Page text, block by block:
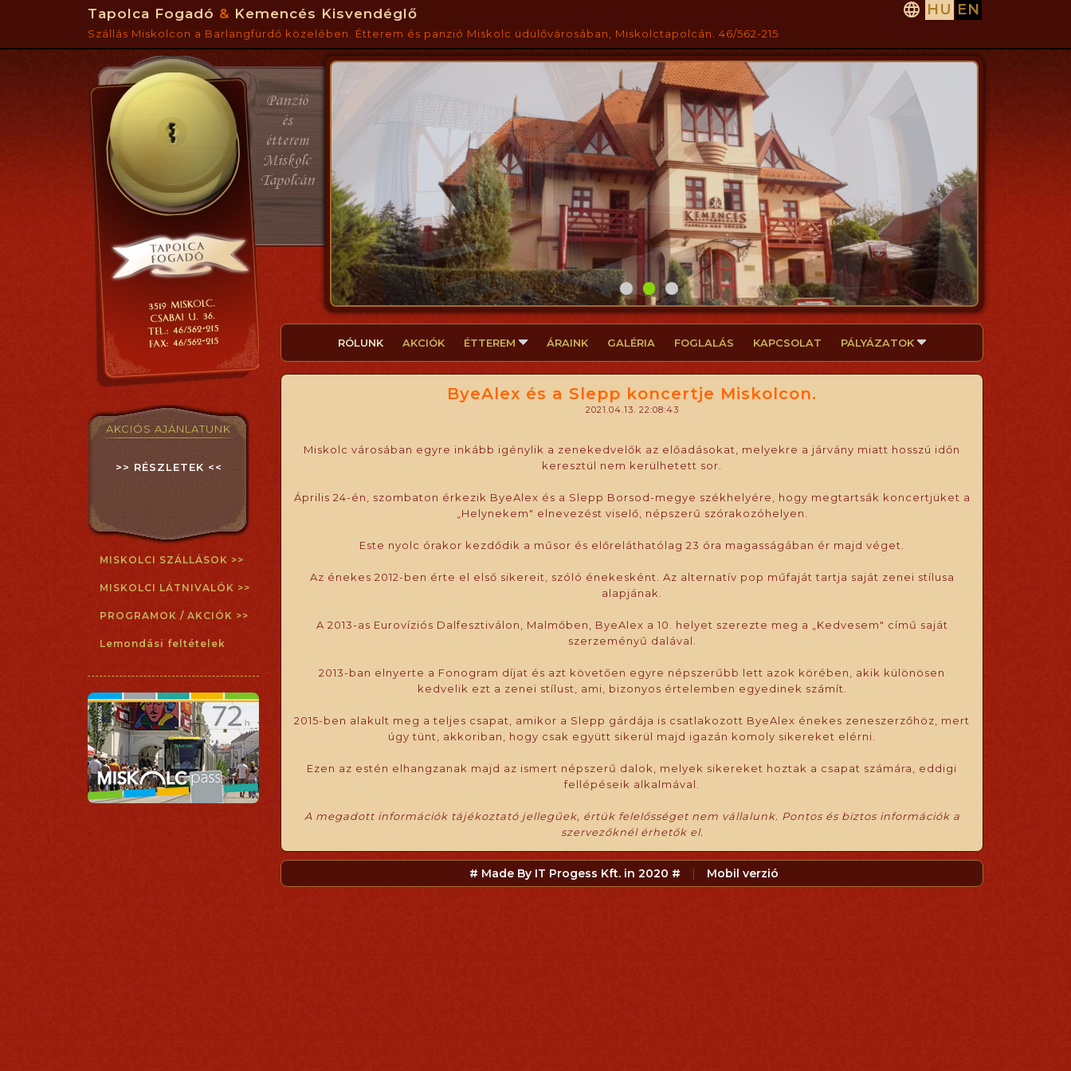
Tapolca Fogadó & Kemencés Kisvendéglő
Szállás Miskolcon a Barlangfürdő közelében. Étterem és panzió Miskolc üdülővárosában, Miskolctapolcán. 46/562-215
 HU EN
AKCIÓS AJÁNLATUNK
>> RÉSZLETEK <<
MISKOLCI SZÁLLÁSOK >>
MISKOLCI LÁTNIVALÓK >>
PROGRAMOK / AKCIÓK >>
Lemondási feltételek
RÓLUNK AKCIÓK ÉTTEREM ÁRAINK GALÉRIA FOGLALÁS KAPCSOLAT PÁLYÁZATOK
ByeAlex és a Slepp koncertje Miskolcon.
2021.04.13. 22:08:43
Miskolc városában egyre inkább igénylik a zenekedvelők az előadásokat, melyekre a járvány miatt hosszú időn
keresztül nem kerülhetett sor.
Április 24-én, szombaton érkezik ByeAlex és a Slepp Borsod-megye székhelyére, hogy megtartsák koncertjüket a
„Helynekem" elnevezést viselő, népszerű szórakozóhelyen.
Este nyolc órakor kezdődik a műsor és előreláthatólag 23 óra magasságában ér majd véget.
Az énekes 2012-ben érte el első sikereit, szóló énekesként. Az alternatív pop műfaját tartja saját zenei stílusa
alapjának.
A 2013-as Eurovíziós Dalfesztiválon, Malmőben, ByeAlex a 10. helyet szerezte meg a „Kedvesem" című saját
szerzeményű dalával.
2013-ban elnyerte a Fonogram díjat és azt követően egyre népszerűbb lett azok körében, akik különösen
kedvelik ezt a zenei stílust, ami, bizonyos értelemben egyedinek számít.
2015-ben alakult meg a teljes csapat, amikor a Slepp gárdája is csatlakozott ByeAlex énekes zeneszerzőhöz, mert
úgy tünt, akkoriban, hogy csak együtt sikerül majd igazán komoly sikereket elérni.
Ezen az estén elhangzanak majd az ismert népszerű dalok, melyek sikereket hoztak a csapat számára, eddigi
fellépéseik alkalmával.
A megadott információk tájékoztató jellegűek, értük felelősséget nem vállalunk. Pontos és biztos információk a
szervezőknél érhetők el.
# Made By IT Progess Kft. in 2020 # | Mobil verzió